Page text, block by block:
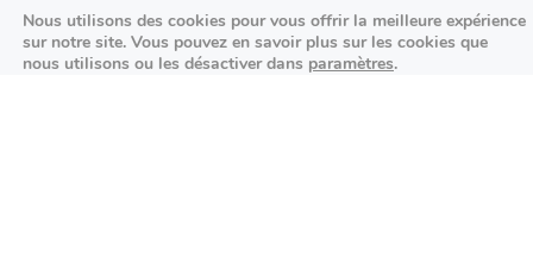
Aucun article trouvé.
Nous utilisons des cookies pour vous offrir la meilleure expérience
sur notre site. Vous pouvez en savoir plus sur les cookies que
nous utilisons ou les désactiver dans paramètres.